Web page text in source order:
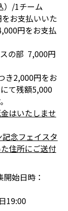
）/1チーム
お支払いいた
円をお支払
の部 7,000円
き2,000円をお
て残額5,000
はいたしませ
念フェイスタ
住所にご送付
始日時：
19:00